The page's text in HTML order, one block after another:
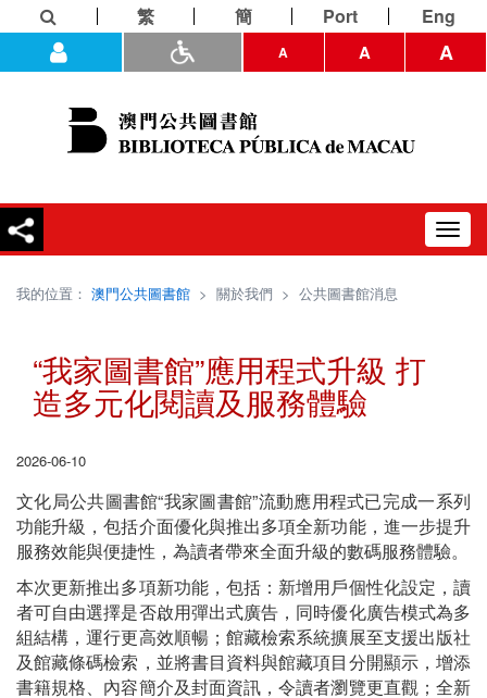
繁 簡 Port Eng
A A A
我的位置： 澳門公共圖書館 > 關於我們 > 公共圖書館消息
“我家圖書館”應用程式升級 打
造多元化閱讀及服務體驗
2026-06-10
文化局公共圖書館“我家圖書館”流動應用程式已完成一系列
功能升級，包括介面優化與推出多項全新功能，進一步提升
服務效能與便捷性，為讀者帶來全面升級的數碼服務體驗。
本次更新推出多項新功能，包括：新增用戶個性化設定，讀
者可自由選擇是否啟用彈出式廣告，同時優化廣告模式為多
組結構，運行更高效順暢；館藏檢索系統擴展至支援出版社
及館藏條碼檢索，並將書目資料與館藏項目分開顯示，增添
書籍規格、內容簡介及封面資訊，令讀者瀏覽更直觀；全新